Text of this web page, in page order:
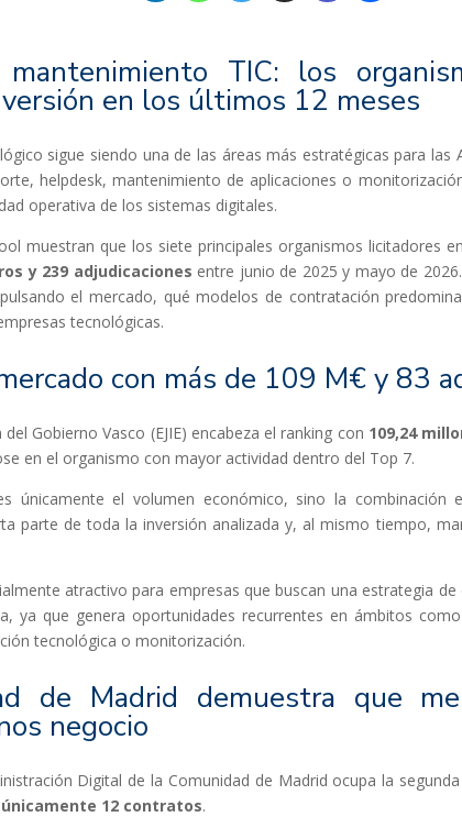
TIC: los
en los últimos 12 meses
sigue siendo una de las áreas más estratégicas para las
helpdesk, mantenimiento de aplicaciones o
operativa de los sistemas digitales.
muestran que los siete principales organismos licitadores
y 239 adjudicaciones entre junio de 2025 y mayo de
el mercado, qué modelos de contratación
tecnológicas.
con más de 109 M€ y 83
Gobierno Vasco (EJIE) encabeza el ranking con 109,24
en el organismo con mayor actividad dentro del Top 7.
únicamente el volumen económico, sino la combinación
parte de toda la inversión analizada y, al mismo tiempo,
atractivo para empresas que buscan una estrategia
ya que genera oportunidades recurrentes en ámbitos
tecnológica o monitorización.
de Madrid demuestra que
negocio
Digital de la Comunidad de Madrid ocupa la
12 contratos.